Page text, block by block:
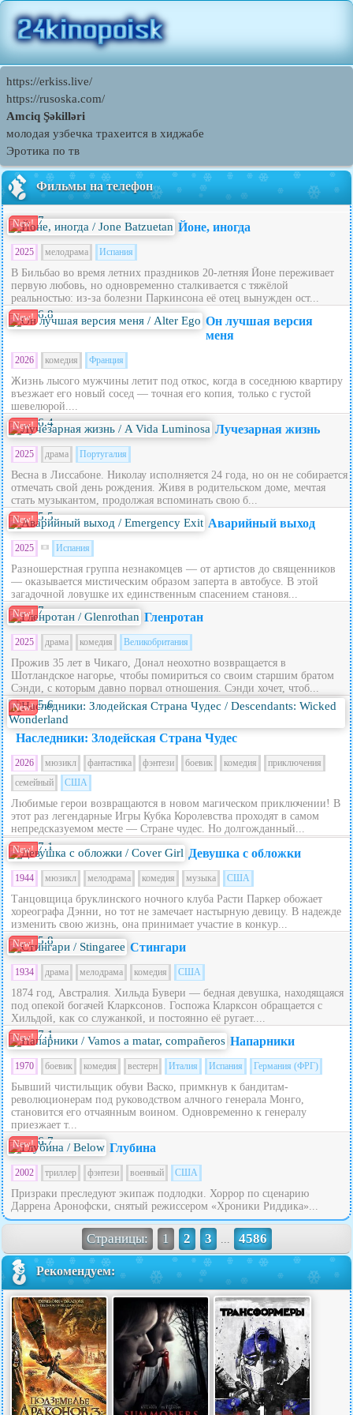
https://erkiss.live/
https://rusoska.com/
Amciq Şəkilləri
молодая узбечка трахеится в хиджабе
Эротика по тв
Фильмы на телефон
New! 7 Йоне, иногда
2025 мелодрама Испания
В Бильбао во время летних праздников 20‑летняя Йоне переживает
первую любовь, но одновременно сталкивается с тяжёлой
реальностью: из‑за болезни Паркинсона её отец вынужден ост...
New! 6.8
Он лучшая версия
меня
2026 комедия Франция
Жизнь лысого мужчины летит под откос, когда в соседнюю квартиру
въезжает его новый сосед — точная его копия, только с густой
шевелюрой....
New! 6.4 Лучезарная жизнь
2025 драма Португалия
Весна в Лиссабоне. Николау исполняется 24 года, но он не собирается
отмечать свой день рождения. Живя в родительском доме, мечтая
стать музыкантом, продолжая вспоминать свою б...
New! 5.5 Аварийный выход
2025 Испания
Разношерстная группа незнакомцев — от артистов до священников
— оказывается мистическим образом заперта в автобусе. В этой
загадочной ловушке их единственным спасением становя...
New! 7 Гленротан
2025 драма комедия Великобритания
Прожив 35 лет в Чикаго, Донал неохотно возвращается в
Шотландское нагорье, чтобы помириться со своим старшим братом
Сэнди, с которым давно порвал отношения. Сэнди хочет, чтоб...
New! 5.6
Наследники: Злодейская Страна Чудес
2026 мюзикл фантастика фэнтези боевик комедия
приключения
семейный
США
Любимые герои возвращаются в новом магическом приключении! В
этот раз легендарные Игры Кубка Королевства проходят в самом
непредсказуемом месте — Стране чудес. Но долгожданный...
New! 7.1 Девушка с обложки
1944 мюзикл мелодрама комедия музыка США
Танцовщица бруклинского ночного клуба Расти Паркер обожает
хореографа Дэнни, но тот не замечает настырную девицу. В надежде
изменить свою жизнь, она принимает участие в конкур...
New! 5.8 Стингари
1934 драма мелодрама комедия США
1874 год, Австралия. Хильда Бувери — бедная девушка, находящаяся
под опекой богачей Кларксонов. Госпожа Кларксон обращается с
Хильдой, как со служанкой, и постоянно её ругает....
New! 7.1 Напарники
1970 боевик комедия вестерн Италия Испания Германия (ФРГ)
Бывший чистильщик обуви Васко, примкнув к бандитам-
революционерам под руководством алчного генерала Монго,
становится его отчаянным воином. Одновременно к генералу
приезжает т...
New! 6.7 Глубина
2002 триллер фэнтези военный США
Призраки преследуют экипаж подлодки. Хоррор по сценарию
Даррена Аронофски, снятый режиссером «Хроники Риддика»...
Страницы: 1 2 3 ... 4586
Рекомендуем: